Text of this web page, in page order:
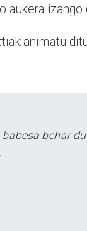
aukera izango
animatu
behar